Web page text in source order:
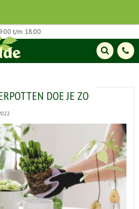
t/m 18:00
DOE JE ZO